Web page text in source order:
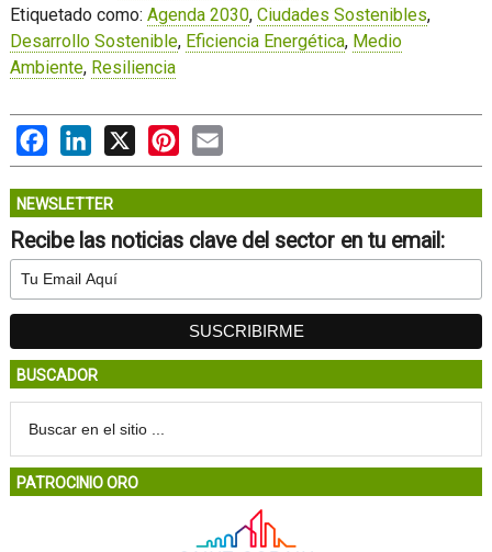
Etiquetado como: Agenda 2030, Ciudades Sostenibles,
Desarrollo Sostenible, Eficiencia Energética, Medio
Ambiente, Resiliencia
FacebookLinkedIn
X PinterestEmail
NEWSLETTER
Recibe las noticias clave del sector en tu email:
BUSCADOR
PATROCINIO ORO